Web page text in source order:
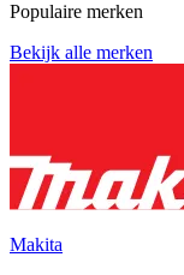
Populaire merken
Bekijk alle merken
Makita